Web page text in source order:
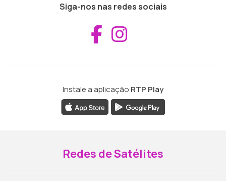
Siga-nos nas redes sociais
Aceder ao
Instale a aplicação RTP Play
Redes de Satélites